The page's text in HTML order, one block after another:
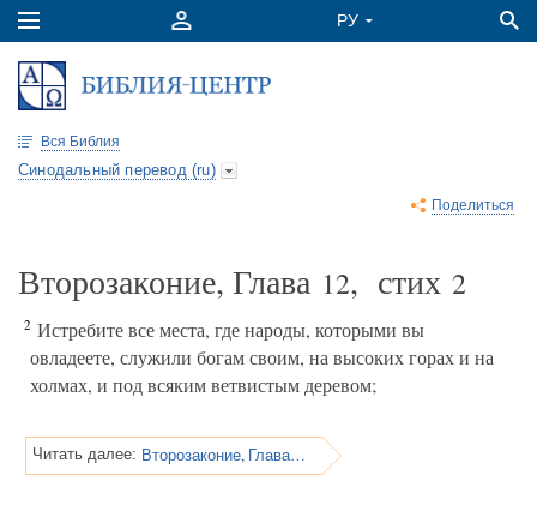
Вся Библия
Синодальный перевод (ru)
Поделиться
Второзаконие, Глава 12, стих 2
2 Истребите все места, где народы, которыми вы
овладеете, служили богам своим, на высоких горах и на
холмах, и под всяким ветвистым деревом;
Читать далее: Второзаконие, Глава 12